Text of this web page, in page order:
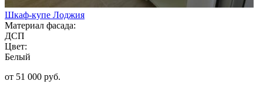
Шкаф-купе Лоджия
Материал фасада:
ДСП
Цвет:
Белый
от 51 000 руб.